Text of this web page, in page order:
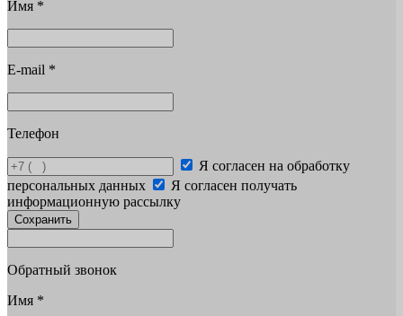
Имя *
E-mail *
Телефон
Я согласен на обработку
персональных данных
Я согласен получать
информационную рассылку
Сохранить
Обратный звонок
Имя *